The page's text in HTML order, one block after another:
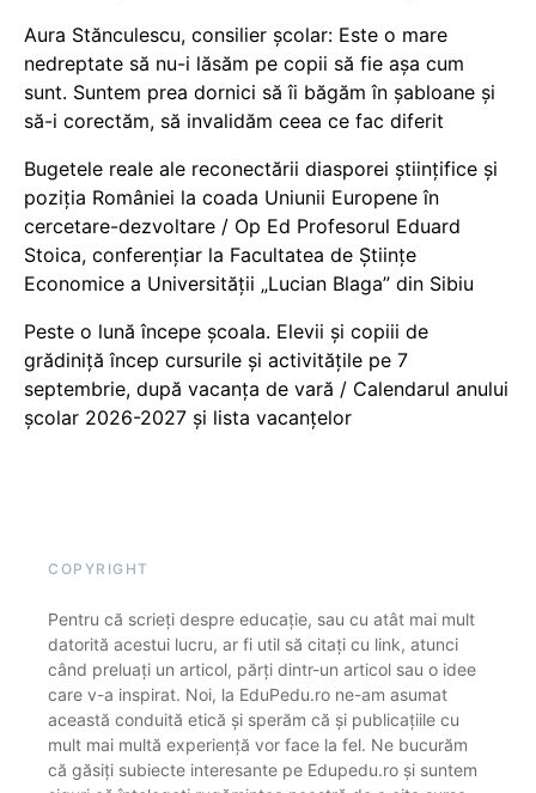
Aura Stănculescu, consilier școlar: Este o mare
nedreptate să nu-i lăsăm pe copii să fie așa cum
sunt. Suntem prea dornici să îi băgăm în șabloane și
să-i corectăm, să invalidăm ceea ce fac diferit
Bugetele reale ale reconectării diasporei științifice și
poziția României la coada Uniunii Europene în
cercetare-dezvoltare / Op Ed Profesorul Eduard
Stoica, conferențiar la Facultatea de Științe
Economice a Universității „Lucian Blaga” din Sibiu
Peste o lună începe școala. Elevii și copiii de
grădiniță încep cursurile și activitățile pe 7
septembrie, după vacanța de vară / Calendarul anului
școlar 2026-2027 și lista vacanțelor
COPYRIGHT
Pentru că scrieți despre educație, sau cu atât mai mult
datorită acestui lucru, ar fi util să citați cu link, atunci
când preluați un articol, părți dintr-un articol sau o idee
care v-a inspirat. Noi, la EduPedu.ro ne-am asumat
această conduită etică și sperăm că și publicațiile cu
mult mai multă experiență vor face la fel. Ne bucurăm
că găsiți subiecte interesante pe Edupedu.ro și suntem